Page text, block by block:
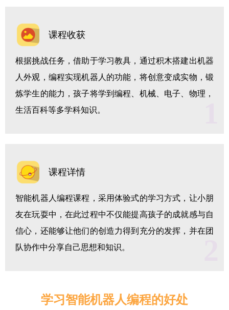
课程收获
根据挑战任务，借助于学习教具，通过积木搭建出机器
人外观，编程实现机器人的功能，将创意变成实物，锻
炼学生的能力，孩子将学到编程、机械、电子、物理，
生活百科等多学科知识。
课程详情
智能机器人编程课程，采用体验式的学习方式，让小朋
友在玩耍中，在此过程中不仅能提高孩子的成就感与自
信心，还能够让他们的创造力得到充分的发挥，并在团
队协作中分享自己思想和知识。
学习智能机器人编程的好处